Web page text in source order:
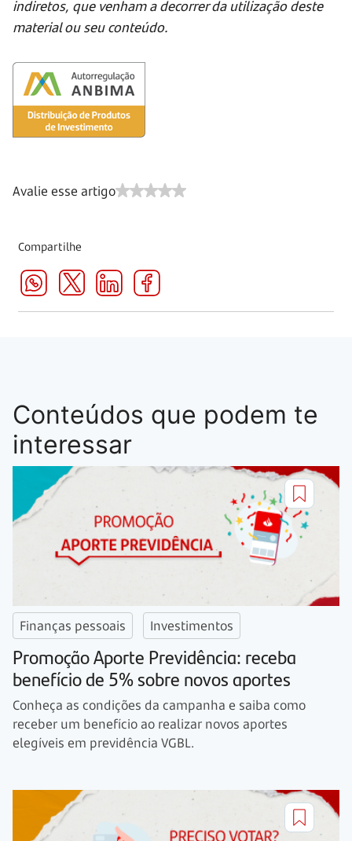
indiretos, que venham a decorrer da utilização deste
material ou seu conteúdo.
Avalie esse artigo
Compartilhe
Conteúdos que podem te
interessar
Finanças pessoais Investimentos
Promoção Aporte Previdência: receba
benefício de 5% sobre novos aportes
Conheça as condições da campanha e saiba como
receber um benefício ao realizar novos aportes
elegíveis em previdência VGBL.